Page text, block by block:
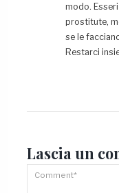
modo.
prostitute,
se le
Restarci
Lascia un